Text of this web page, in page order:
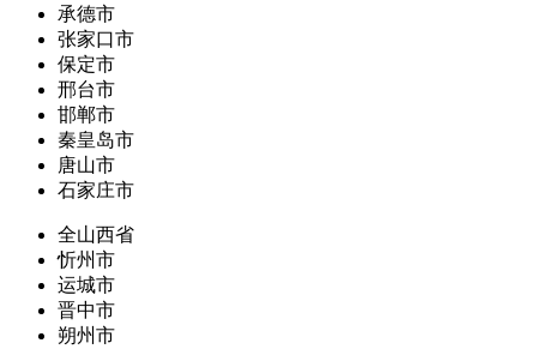
承德市
张家口市
保定市
邢台市
邯郸市
秦皇岛市
唐山市
石家庄市
全山西省
忻州市
运城市
晋中市
朔州市